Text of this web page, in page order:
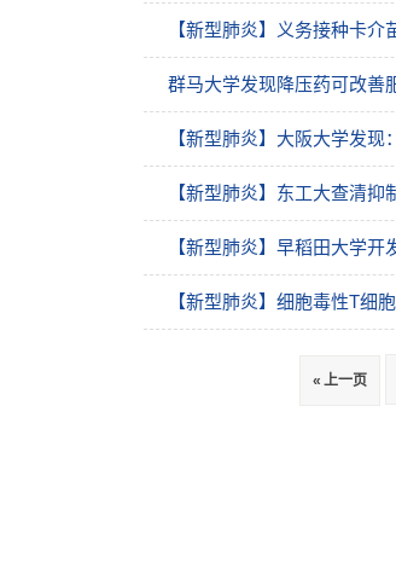
【新型肺炎】义务接种卡
群马大学发现降压药可改善
【新型肺炎】大阪大学发
【新型肺炎】东工大查清
【新型肺炎】早稻田大学
【新型肺炎】细胞毒性T细
« 上一页